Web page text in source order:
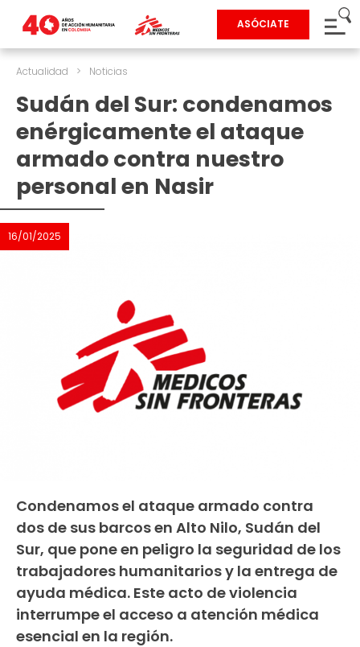
ASÓCIATE
Actualidad > Noticias
Sudán del Sur: condenamos
enérgicamente el ataque
armado contra nuestro
personal en Nasir
16/01/2025
Condenamos el ataque armado contra
dos de sus barcos en Alto Nilo, Sudán del
Sur, que pone en peligro la seguridad de los
trabajadores humanitarios y la entrega de
ayuda médica. Este acto de violencia
interrumpe el acceso a atención médica
esencial en la región.